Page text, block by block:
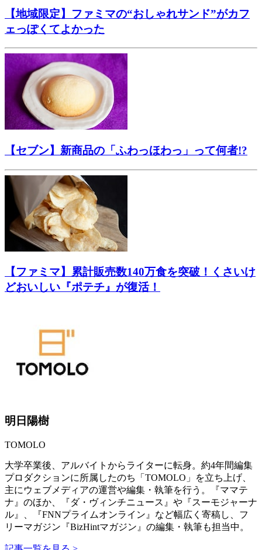
【地域限定】ファミマの“おしゃれサンド”がカフ
ェっぽくてよかった
【セブン】新商品の「ふわっほわっ」って何者!?
【ファミマ】累計販売数140万食を突破！くさいけ
どおいしい『ポテチ』が復活！
明日陽樹
TOMOLO
大学卒業後、アルバイトからライターに転身。約4年間編集
プロダクションに所属したのち「TOMOLO」を立ち上げ、
主にウェブメディアの運営や編集・執筆を行う。『ママテ
ナ』のほか、『ダ・ヴィンチニュース』や『スーモジャーナ
ル』、『FNNプライムオンライン』など幅広く寄稿し、フ
リーマガジン『BizHintマガジン』の編集・執筆も担当中。